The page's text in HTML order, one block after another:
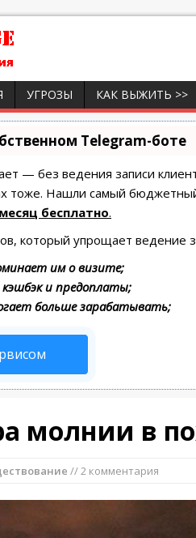
УГРОЗЫ КАК ВЫЖИТЬ >>
Telegram-боте
— без ведения записи
тоже. Нашли самый
бесплатно.
который упрощает ведение
им о визите;
кэшбэк и предоплаты;
больше зарабатывать;
молнии в
// 2 комментария